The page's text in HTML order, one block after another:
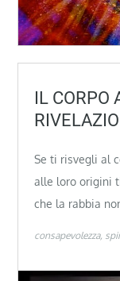
IL CORPO
Se ti risvegli al
alle loro origini
che la rabbia
consapevolezza